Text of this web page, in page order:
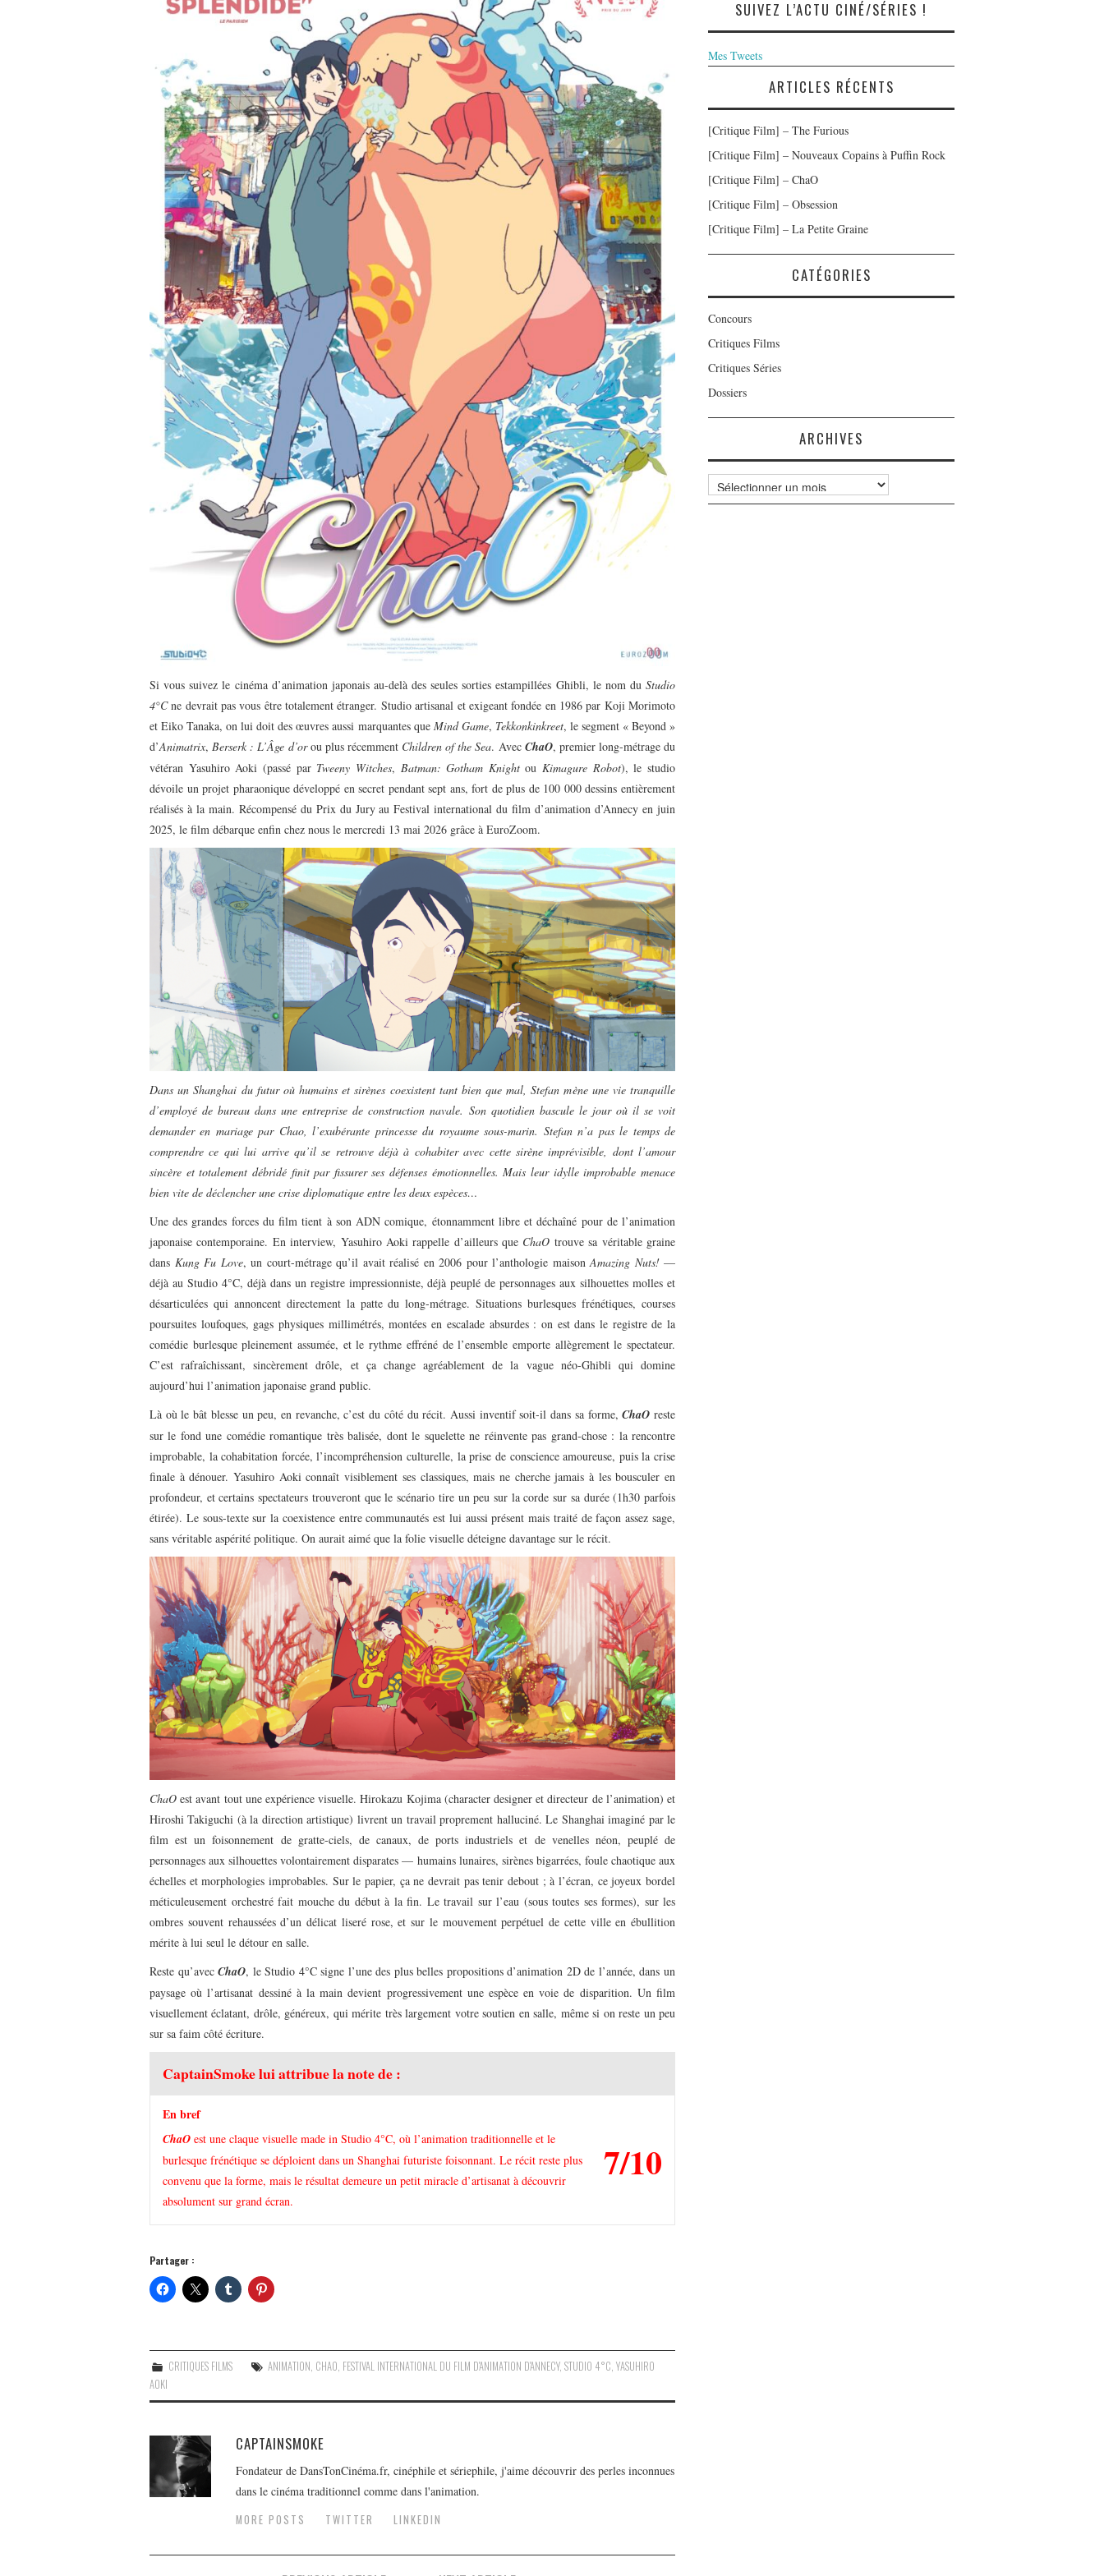
Si vous suivez le cinéma d’animation japonais au-delà des seules sorties estampillées Ghibli, le nom du Studio
4°Cne devrait pas vous être totalement étranger. Studio artisanal et exigeant fondée en 1986 par Koji Morimoto
et Eiko Tanaka, on lui doit des œuvres aussi marquantes que Mind Game, Tekkonkinkreet, le segment « Beyond »
d’Animatrix,Berserk : L’Âge d’orou plus récemment Children of the Sea. Avec ChaO, premier long-métrage du
vétéran Yasuhiro Aoki (passé par Tweeny Witches, Batman: Gotham KnightouKimagure Robot), le studio
dévoile un projet pharaonique développé en secret pendant sept ans, fort de plus de 100 000 dessins entièrement
réalisés à la main. Récompensé du Prix du Jury au Festival international du film d’animation d’Annecy en juin
2025, le film débarque enfin chez nous le mercredi 13 mai 2026 grâce à EuroZoom.
Dans un Shanghai du futur où humains et sirènes coexistent tant bien que mal, Stefan mène une vie tranquille
d’employé de bureau dans une entreprise de construction navale. Son quotidien bascule le jour où il se voit
demander en mariage par Chao, l’exubérante princesse du royaume sous-marin. Stefan n’a pas le temps de
comprendre ce qui lui arrive qu’il se retrouve déjà à cohabiter avec cette sirène imprévisible, dont l’amour
sincère et totalement débridé finit par fissurer ses défenses émotionnelles. Mais leur idylle improbable menace
bien vite de déclencher une crise diplomatique entre les deux espèces…
Une des grandes forces du film tient à son ADN comique, étonnamment libre et déchaîné pour de l’animation
japonaise contemporaine. En interview, Yasuhiro Aoki rappelle d’ailleurs que ChaO trouve sa véritable graine
dans Kung Fu Love, un court-métrage qu’il avait réalisé en 2006 pour l’anthologie maison Amazing Nuts!—
déjà au Studio 4°C, déjà dans un registre impressionniste, déjà peuplé de personnages aux silhouettes molles et
désarticulées qui annoncent directement la patte du long-métrage. Situations burlesques frénétiques, courses
poursuites loufoques, gags physiques millimétrés, montées en escalade absurdes : on est dans le registre de la
comédie burlesque pleinement assumée, et le rythme effréné de l’ensemble emporte allègrement le spectateur.
C’est rafraîchissant, sincèrement drôle, et ça change agréablement de la vague néo-Ghibli qui domine
aujourd’hui l’animation japonaise grand public.
Là où le bât blesse un peu, en revanche, c’est du côté du récit. Aussi inventif soit-il dans sa forme,ChaO reste
sur le fond une comédie romantique très balisée, dont le squelette ne réinvente pas grand-chose : la rencontre
improbable, la cohabitation forcée, l’incompréhension culturelle, la prise de conscience amoureuse, puis la crise
finale à dénouer. Yasuhiro Aoki connaît visiblement ses classiques, mais ne cherche jamais à les bousculer en
profondeur, et certains spectateurs trouveront que le scénario tire un peu sur la corde sur sa durée (1h30 parfois
étirée). Le sous-texte sur la coexistence entre communautés est lui aussi présent mais traité de façon assez sage,
sans véritable aspérité politique. On aurait aimé que la folie visuelle déteigne davantage sur le récit.
ChaO est avant tout une expérience visuelle. Hirokazu Kojima (character designer et directeur de l’animation) et
Hiroshi Takiguchi (à la direction artistique) livrent un travail proprement halluciné. Le Shanghai imaginé par le
film est un foisonnement de gratte-ciels, de canaux, de ports industriels et de venelles néon, peuplé de
personnages aux silhouettes volontairement disparates — humains lunaires, sirènes bigarrées, foule chaotique aux
échelles et morphologies improbables. Sur le papier, ça ne devrait pas tenir debout ; à l’écran, ce joyeux bordel
méticuleusement orchestré fait mouche du début à la fin. Le travail sur l’eau (sous toutes ses formes), sur les
ombres souvent rehaussées d’un délicat liseré rose, et sur le mouvement perpétuel de cette ville en ébullition
mérite à lui seul le détour en salle.
Reste qu’avecChaO, le Studio 4°C signe l’une des plus belles propositions d’animation 2D de l’année, dans un
paysage où l’artisanat dessiné à la main devient progressivement une espèce en voie de disparition. Un film
visuellement éclatant, drôle, généreux, qui mérite très largement votre soutien en salle, même si on reste un peu
sur sa faim côté écriture.
CaptainSmoke lui attribue la note de :
7/10
En bref
ChaO est une claque visuelle made in Studio 4°C, où l’animation traditionnelle et le
burlesque frénétique se déploient dans un Shanghai futuriste foisonnant. Le récit reste plus
convenu que la forme, mais le résultat demeure un petit miracle d’artisanat à découvrir
absolument sur grand écran.
Partager :
CRITIQUES FILMS ANIMATION CHAO FESTIVAL INTERNATIONAL DU FILM D'ANIMATION D'ANNECY,STUDIO 4°C ,YASUHIRO
AOKI
CAPTAINSMOKE
Fondateur de DansTonCinéma.fr, cinéphile et sériephile, j'aime découvrir des perles inconnues
dans le cinéma traditionnel comme dans l'animation.
MORE POSTS
TWITTER LINKEDIN
SUIVEZ L’ACTU CINÉ/SÉRIES !
Mes Tweets
ARTICLES RÉCENTS
[Critique Film] – The Furious
[Critique Film] – Nouveaux Copains à Puffin Rock
[Critique Film] – ChaO
[Critique Film] – Obsession
[Critique Film] – La Petite Graine
CATÉGORIES
Concours
Critiques Films
Critiques Séries
Dossiers
ARCHIVES
Archives